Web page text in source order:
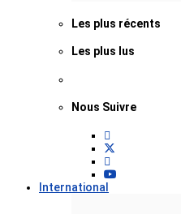
Les plus récents
Les plus lus
Nous Suivre
International